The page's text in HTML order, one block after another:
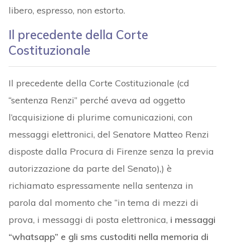
libero, espresso, non estorto.
Il precedente della Corte
Costituzionale
Il precedente della Corte Costituzionale (cd
“sentenza Renzi” perché aveva ad oggetto
l’acquisizione di plurime comunicazioni, con
messaggi elettronici, del Senatore Matteo Renzi
disposte dalla Procura di Firenze senza la previa
autorizzazione da parte del Senato),) è
richiamato espressamente nella sentenza in
parola dal momento che “in tema di mezzi di
prova, i messaggi di posta elettronica, i messaggi
“whatsapp” e gli sms custoditi nella memoria di